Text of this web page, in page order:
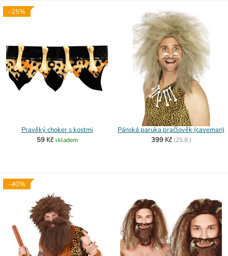
-25%
Pravěký choker s kostmi
59 Kč skladem
Pánská paruka pračlověk (caveman)
399 Kč (25.8.)
-40%